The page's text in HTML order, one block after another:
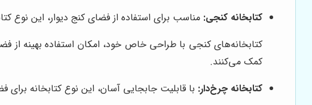
کتابخانه کنجی: مناسب برای استفاده از فضای کنج دیوار، این نوع
کتابخانه‌های کنجی با طراحی خاص خود، امکان استفاده بهینه از
کمک می‌کنند.
کتابخانه چرخ‌دار: با قابلیت جابجایی آسان، این نوع کتابخانه